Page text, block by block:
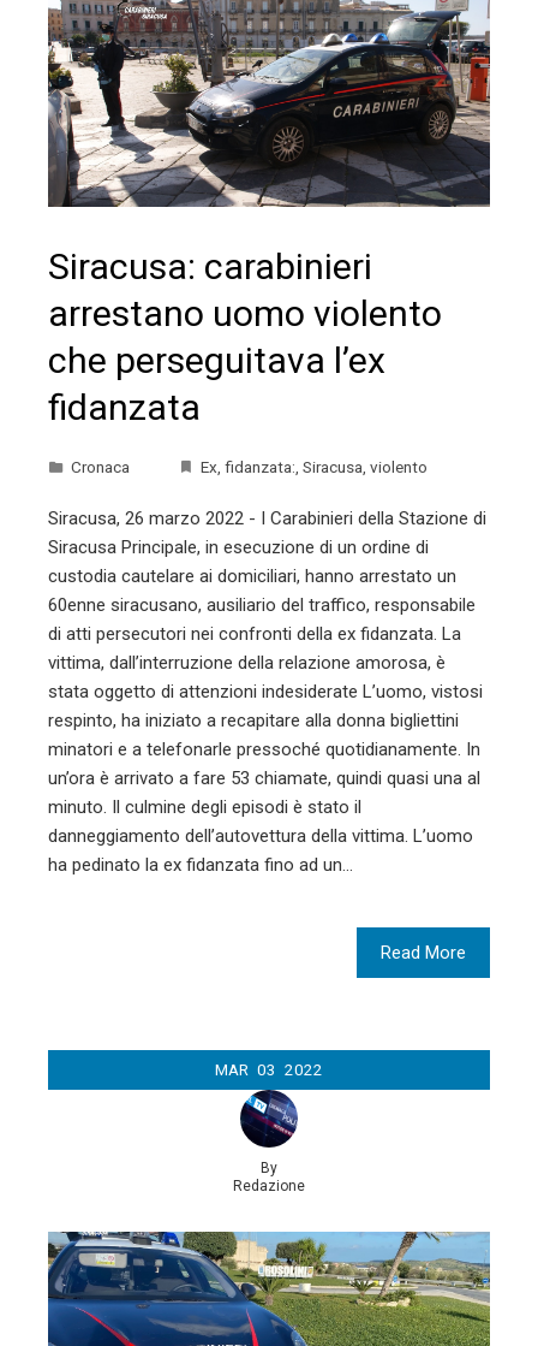
Siracusa: carabinieri
arrestano uomo violento
che perseguitava l’ex
fidanzata
Cronaca Ex fidanzata: Siracusa violento
Siracusa, 26 marzo 2022 - I Carabinieri della Stazione di
Siracusa Principale, in esecuzione di un ordine di
custodia cautelare ai domiciliari, hanno arrestato un
60enne siracusano, ausiliario del traffico, responsabile
di atti persecutori nei confronti della ex fidanzata. La
vittima, dall’interruzione della relazione amorosa, è
stata oggetto di attenzioni indesiderate L’uomo, vistosi
respinto, ha iniziato a recapitare alla donna bigliettini
minatori e a telefonarle pressoché quotidianamente. In
un’ora è arrivato a fare 53 chiamate, quindi quasi una al
minuto. Il culmine degli episodi è stato il
danneggiamento dell’autovettura della vittima. L’uomo
ha pedinato la ex fidanzata fino ad un…
Read More
MAR 03 2022
By
Redazione